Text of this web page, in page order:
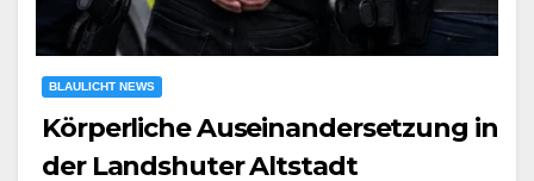
BLAULICHT NEWS
Körperliche Auseinandersetzung in
der Landshuter Altstadt